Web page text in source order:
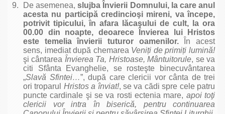
De asemenea,slujba Învierii Domnului, la care anul
acesta nu participă credincioşi mireni, va începe,
potrivit tipicului, în afara lăcaşului de cult, la ora
00.00 din noapte, deoarece Învierea lui Hristos
este temelia învierii tuturor oamenilor.În acest
sens, imediat după chemarea Veniți de primiți lumină!
şi cântarea Învierea Ta, Hristoase, Mântuitorule, se va
citi Sfânta Evanghelie, se rosteşte binecuvântarea
„Slavă Sfintei…”, după care clericii vor cânta de trei
ori troparul Hristos a înviat!, se va cădi spre cele patru
puncte cardinale şi se va rosti ectenia mare, apoi toţi
clericii vor intra în biserică, pentru continuarea